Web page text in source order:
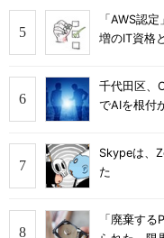
「AWS認
増のIT資格
千代田区、
でAIを根付
Skypeは、
た
「廃棄す